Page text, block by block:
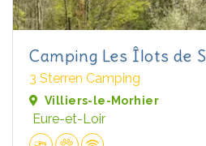
Camping Les Îlots de
3 Sterren Camping
Villiers-le-Morhier
Eure-et-Loir